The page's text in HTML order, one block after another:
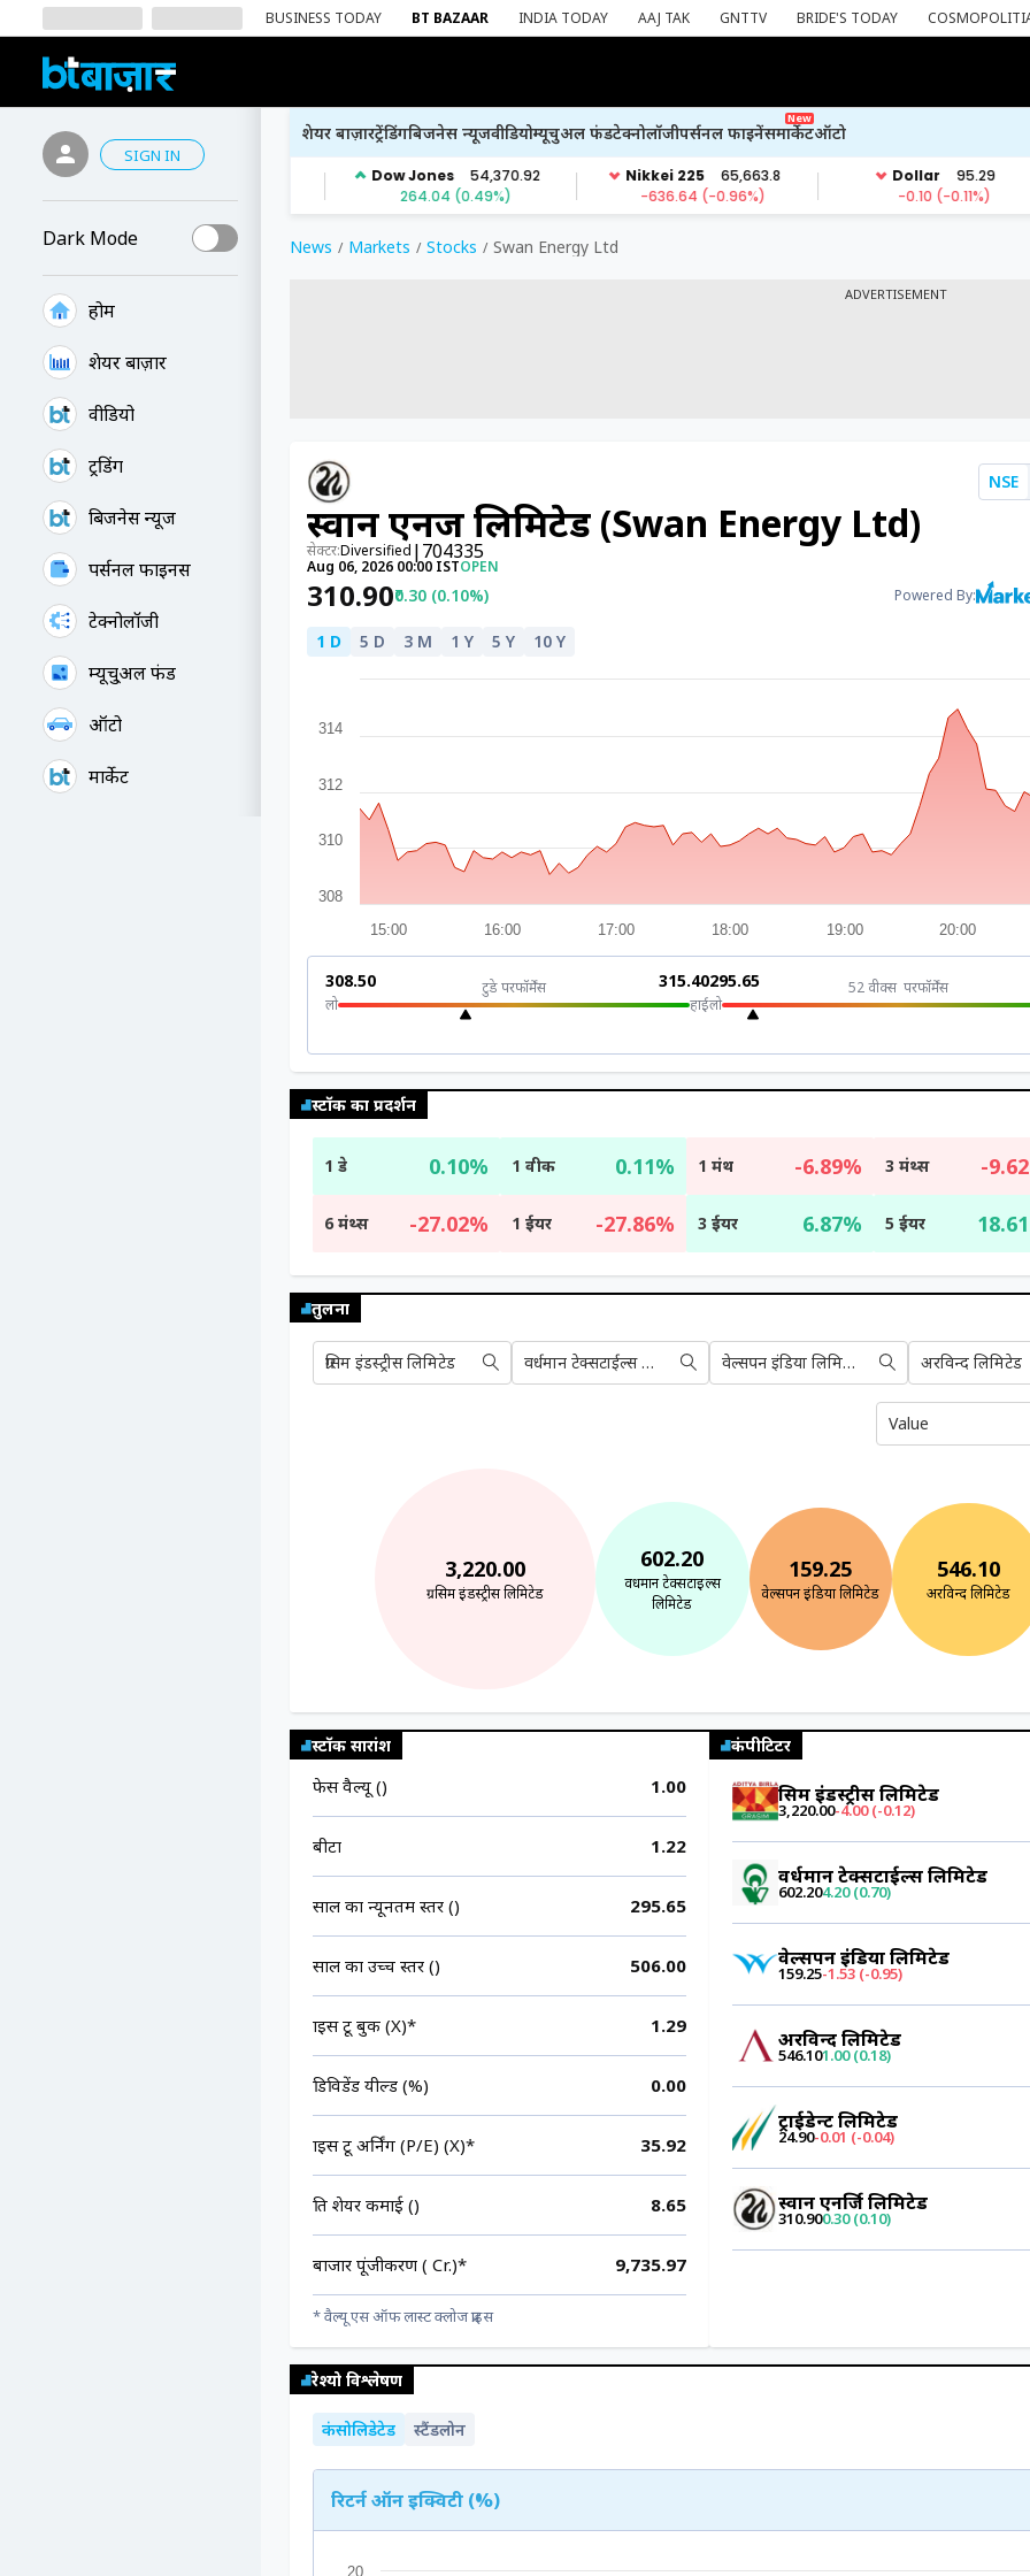
BUSINESS TODAY BT BAZAAR INDIA TODAY AAJ TAK GNTTV BRIDE'S TODAY
SIGN IN
Dark Mode
होम
शेयर बाज़ार
वीडियो
ट्रेंडिंग
बिजनेस न्यूज
पर्सनल फाइनेंस
टेक्नोलॉजी
म्यूचु्अल फंड
ऑटो
मार्केट
शेयर बाज़ारट्रेंडिंगबिजनेस न्यूजवीडियोम्यूचुअल फंडटेक्नोलॉजीपर्सनल फाइनेंस
New
मार्केटऑटो
News Markets Stocks Swan Energy Ltd
ADVERTISEMENT
NSE
स्वान एनर्जी लिमिटेड (Swan Energy Ltd)
सेक्टर:Diversified |704335
Aug 06, 2026 00:00 ISTOPEN
₹310.90₹0.30 (0.10%) Powered By:
1 D 5 D 3 M 1 Y 5 Y 10 Y
15:00 16:00 17:00 18:00 19:00 20:00
308
310
312
314
लो
₹308.50
टुडे परफॉर्मेंस
हाई
₹315.40
लो
₹295.65 52 वीक्स परफॉर्मेंस
स्टॉक का प्रदर्शन
1 डे 0.10% 1 वीक 0.11% 1 मंथ -6.89% 3 मंथ्स -
6 मंथ्स -27.02% 1 ईयर -27.86% 3 ईयर 6.87% 5 ईयर
तुलना
ग्रसिम इंडस्ट्रीस लिमिटेड वर्धमान टेक्सटाईल्स लिमिटेड वेल्सपन इंडिया लिमिटेड अरविन्द लिमिटेड
Value
3,220.00
ग्रसिम इंडस्ट्रीस लिमिटेड
602.20
वर्धमान टेक्सटाईल्स
लिमिटेड
159.25
वेल्सपन इंडिया लिमिटेड
546.10
अरविन्द लिमिटेड
स्टॉक सारांश
फेस वैल्यू (₹) 1.00
बीटा 1.22
साल का न्यूनतम स्तर (₹) 295.65
साल का उच्च स्तर (₹) 506.00
प्राइस टू बुक (X)* 1.29
डिविडेंड यील्ड (%) 0.00
प्राइस टू अर्निंग (P/E) (X)* 35.92
प्रति शेयर कमाई (₹) 8.65
बाजार पूंजीकरण (₹ Cr.)* 9,735.97
* वैल्यू एस ऑफ लास्ट क्लोज प्राइस
कंपीटिटर
ग्रसिम इंडस्ट्रीस लिमिटेड
3,220.00-4.00 (-0.12)
वर्धमान टेक्सटाईल्स लिमिटेड
602.204.20 (0.70)
वेल्सपन इंडिया लिमिटेड
159.25-1.53 (-0.95)
अरविन्द लिमिटेड
546.101.00 (0.18)
ट्राईडेन्ट लिमिटेड
24.90-0.01 (-0.04)
स्वान एनर्जि लिमिटेड
310.900.30 (0.10)
रेश्यो विश्लेषण
कंसोलिडेटेड स्टैंडलोन
रिटर्न ऑन इक्विटी (%)
20